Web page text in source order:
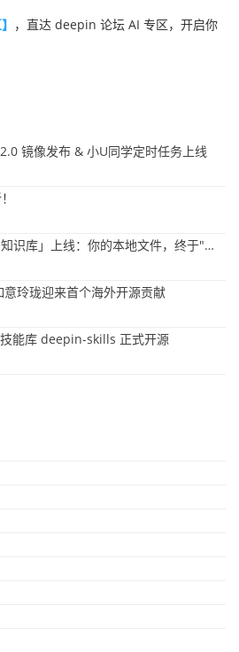
，直达 deepin 论坛 AI 专区，开启你
镜像发布 & 小U同学定时任务上线
重磅更新！小U同学「全局知识库」上线：你的本地文件，终于"活"起来了
玲珑迎来首个海外开源贡献
能库 deepin-skills 正式开源